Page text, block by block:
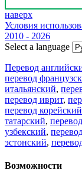
наверх
Условия
2010 - 2026
Select a language
Перевод
перевод
итальянский,
перевод иврит,
перевод корейский
татарский,
узбекский,
эстонский,
Возможности